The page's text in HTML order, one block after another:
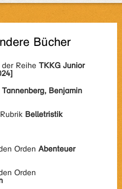
Bücher
Reihe TKKG Junior
Tannenberg, Benjamin
Belletristik
Orden Abenteuer
Orden